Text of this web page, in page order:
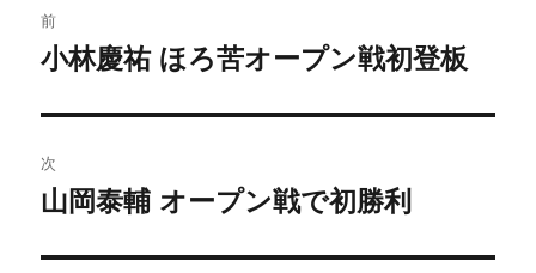
稿
ビ
ゲ
ー
前
前
投
稿:
小林慶祐 ほろ苦オープン戦初登板
次
次
投
山岡泰輔 オープン戦で初勝利